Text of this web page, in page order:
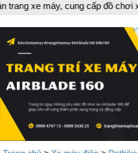
cung cấp đồ chơi xe máy